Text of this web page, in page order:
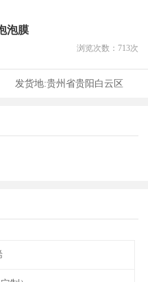
泡膜
浏览次数： 713次
发货地:贵州省贵阳白云区